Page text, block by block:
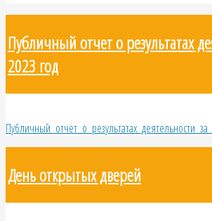
Публичный отчет о результатах
2023 год
День открытых дверей